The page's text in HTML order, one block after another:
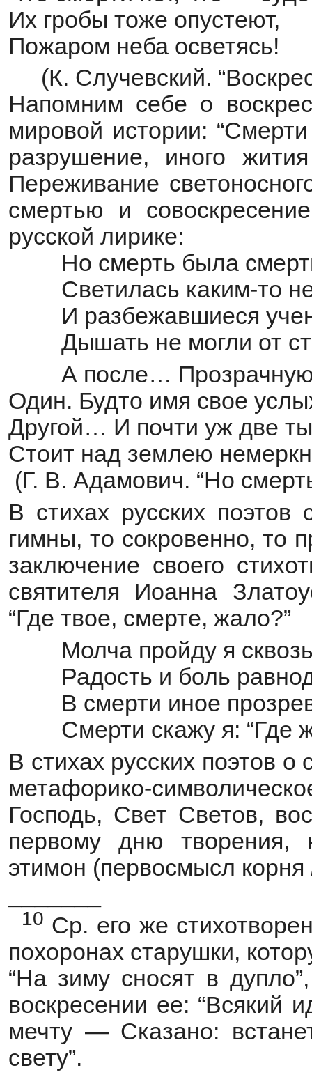
Их гробы тоже опустеют,
Пожаром неба осветясь!
(К. Случевский.
Напомним себе о
мировой истории:
разрушение, иного
Переживание
смертью и
русской лирике:
Но смерть была
Светилась каким-то
И разбежавшиеся
Дышать не могли от
А после…
Один. Будто имя свое
Другой… И почти уж две
Стоит над землею
(Г. В. Адамович. “Но
В стихах русских поэтов
гимны, то сокровенно, то
заключение своего
святителя Иоанна
“Где твое, смерте, жало?”
Молча пройду я
Радость и боль
В смерти иное
Смерти скажу я: “Где
В стихах русских поэтов
метафорико-
Господь, Свет Светов,
первому дню творения,
этимон (первосмысл корня
10 Ср. его же
похоронах старушки,
“На зиму сносят в
воскресении ее: “Всякий
мечту — Сказано:
свету”.